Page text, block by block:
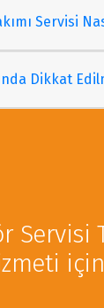
Servisi
Dikkat
Servisi